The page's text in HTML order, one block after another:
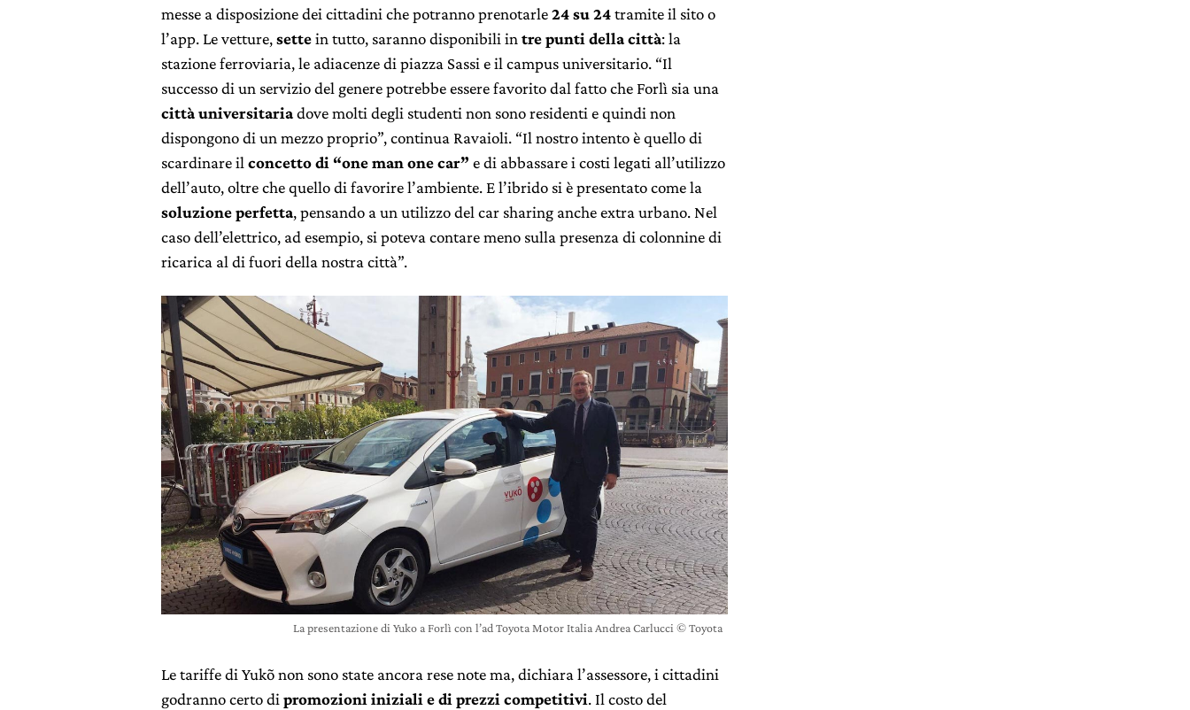
messe a disposizione dei cittadini che potranno prenotarle24 su 24tramite il sito o
l’app. Le vetture,settein tutto, saranno disponibili intre punti della città: la
stazione ferroviaria, le adiacenze di piazza Sassi e il campus universitario. “Il
successo di un servizio del genere potrebbe essere favorito dal fatto che Forlì sia una
città universitariadove molti degli studenti non sono residenti e quindi non
dispongono di un mezzo proprio”, continua Ravaioli. “Il nostro intento è quello di
scardinare ilconcetto di “one man one car” e di abbassare i costi legati all’utilizzo
dell’auto, oltre che quello di favorire l’ambiente. E l’ibrido si è presentato come la
soluzione perfetta, pensando a un utilizzo del car sharing anche extra urbano. Nel
caso dell’elettrico, ad esempio, si poteva contare meno sulla presenza di colonnine di
ricarica al di fuori della nostra città”.
La presentazione di Yuko a Forlì con l’ad Toyota Motor Italia Andrea Carlucci © Toyota
Le tariffe di Yukõ non sono state ancora rese note ma, dichiara l’assessore, i cittadini
godranno certo di promozioni iniziali e di prezzi competitivi. Il costo del